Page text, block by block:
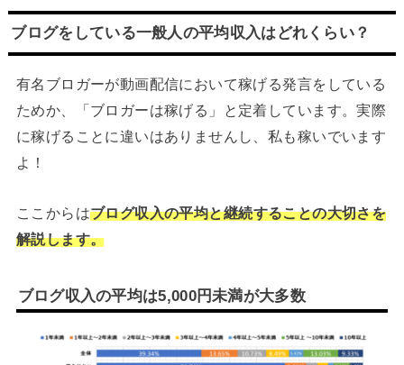
ブログをしている一般人の平均収入はどれくらい？
有名ブロガーが動画配信において稼げる発言をしている
ためか、「ブロガーは稼げる」と定着しています。実際
に稼げることに違いはありませんし、私も稼いでいます
よ！
ここからはブログ収入の平均と継続することの大切さを
解説します。
ブログ収入の平均は5,000円未満が大多数